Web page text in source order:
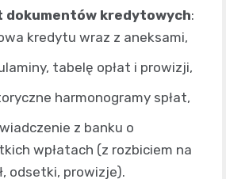
dokumentów kredytowych:
kredytu wraz z aneksami,
tabelę opłat i prowizji,
harmonogramy spłat,
z banku o
wpłatach (z rozbiciem na
odsetki, prowizje).